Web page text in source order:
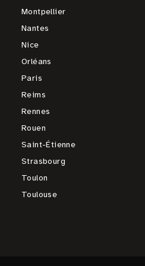
Montpellier
Nantes
Nice
Orléans
Paris
Reims
Rennes
Rouen
Saint-Étienne
Strasbourg
Toulon
Toulouse